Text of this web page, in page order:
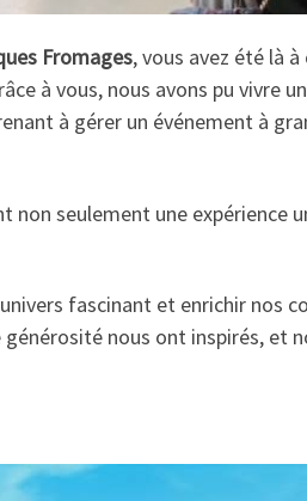
Fromages, vous avez été là
à vous, nous avons pu vivre
à gérer un événement à
seulement une expérience
fascinant et enrichir
nous ont inspirés, et